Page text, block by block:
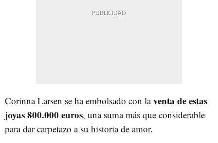
Corinna Larsen se ha embolsado con laventa de estas
joyas 800.000 euros, una suma más que considerable
para dar carpetazo a su historia de amor.